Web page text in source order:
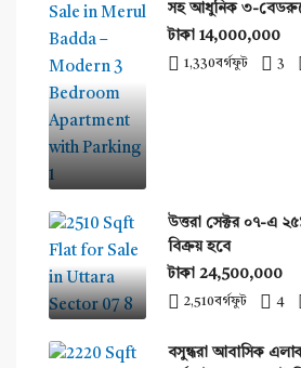
সহ আধুনিক ৩-
টাকা 14,000,000
1,330বর্গফুট 3
উত্তরা সেক্টর ০৭-এ
বিক্রয় হবে
টাকা 24,500,000
2,510বর্গফুট 4
বসুন্ধরা আবাসিক